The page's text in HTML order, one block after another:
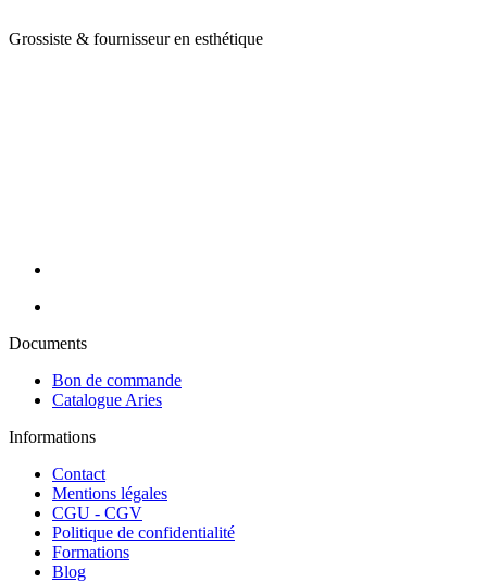
Grossiste & fournisseur en esthétique
Documents
Bon de commande
Catalogue Aries
Informations
Contact
Mentions légales
CGU - CGV
Politique de confidentialité
Formations
Blog